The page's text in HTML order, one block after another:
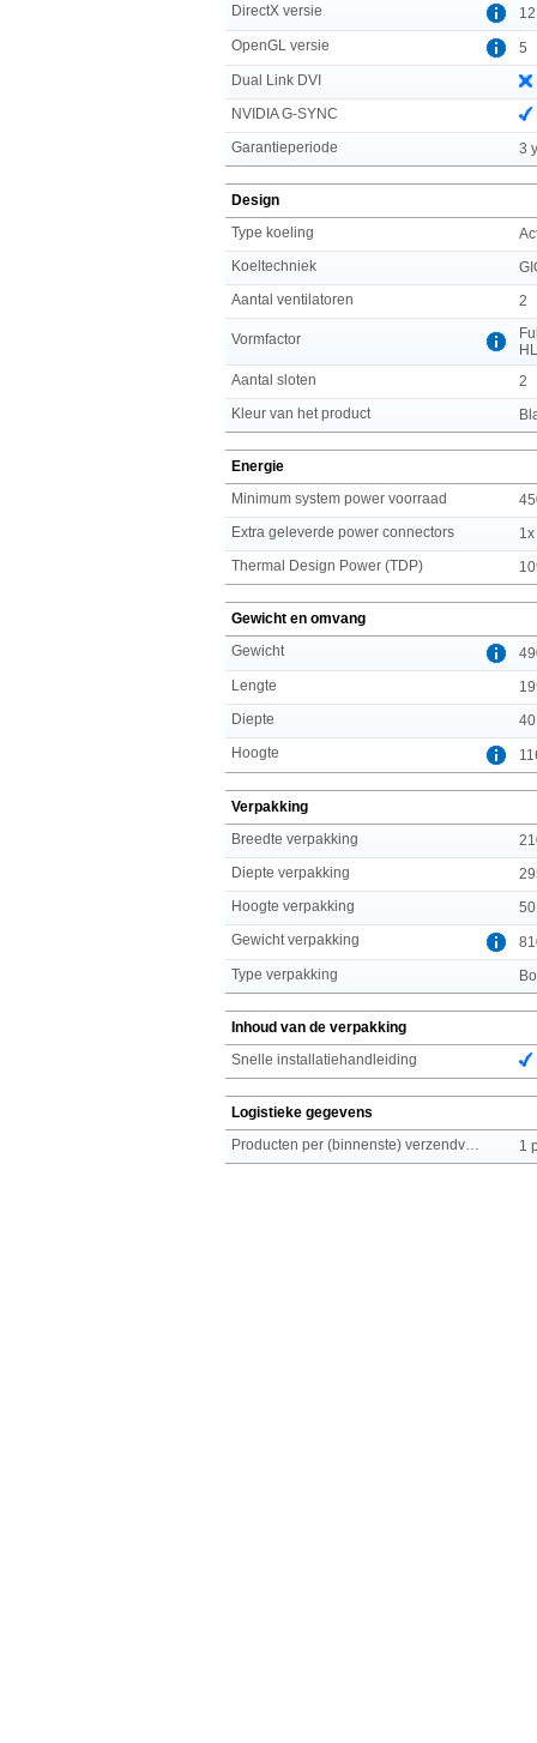
DirectX versie
12
OpenGL versie
5
Dual Link DVI
NVIDIA G-SYNC
Garantieperiode
3
Design
Type koeling
Koeltechniek
Aantal ventilatoren
2
Vormfactor
HL
Aantal sloten
2
Kleur van het product
Energie
Minimum system power voorraad
Extra geleverde power connectors
Thermal Design Power (TDP)
Gewicht en omvang
Gewicht
Lengte
Diepte
Hoogte
Verpakking
Breedte verpakking
Diepte verpakking
Hoogte verpakking
Gewicht verpakking
Type verpakking
Inhoud van de verpakking
Snelle installatiehandleiding
Logistieke gegevens
1